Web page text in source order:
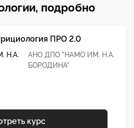
подробно
АНО ДПО "НАМО ИМ. Н.А.
БОРОДИНА"
ПРО 2.0
курс